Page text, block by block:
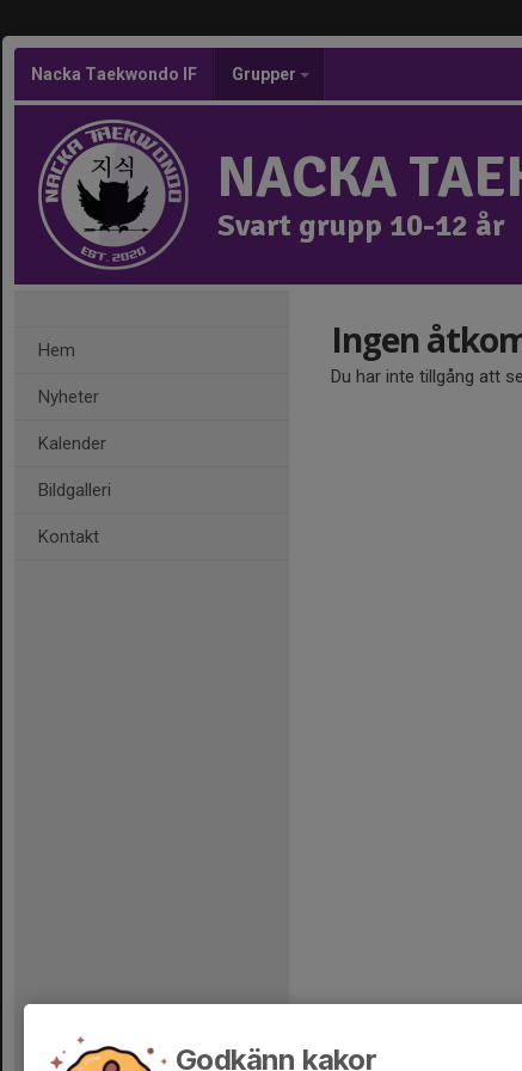
Nacka Taekwondo IF Grupper
NACKA
Svart grupp 10-12 år
Hem
Nyheter
Kalender
Bildgalleri
Kontakt
Ingen
Du har inte tillgång att
Godkänn kakor